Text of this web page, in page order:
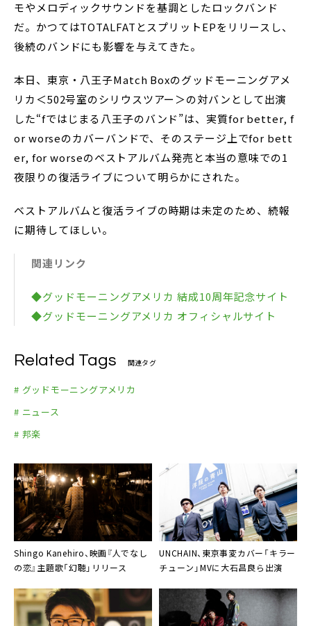
モやメロディックサウンドを基調としたロックバンド
だ。かつてはTOTALFATとスプリットEPをリリースし、
後続のバンドにも影響を与えてきた。
本日、東京・八王子Match Boxのグッドモーニングアメ
リカ＜502号室のシリウスツアー＞の対バンとして出演
した“fではじまる八王子のバンド”は、実質for better, f
or worseのカバーバンドで、そのステージ上でfor bett
er, for worseのベストアルバム発売と本当の意味での1
夜限りの復活ライブについて明らかにされた。
ベストアルバムと復活ライブの時期は未定のため、続報
に期待してほしい。
関連リンク
◆グッドモーニングアメリカ 結成10周年記念サイト
◆グッドモーニングアメリカ オフィシャルサイト
Related Tags 関連タグ
# グッドモーニングアメリカ
# ニュース
# 邦楽
Shingo Kanehiro、映画『人でなし
の恋』主題歌「幻聴」リリース
UNCHAIN、 東京事変カバー「キラー
チューン」MVに 大石昌良 ら出演